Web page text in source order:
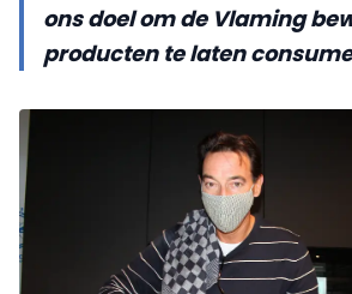
ons doel om de Vlaming
producten te laten